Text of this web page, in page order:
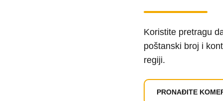
Koristite pretragu
poštanski broj i
regiji.
PRONAĐITE